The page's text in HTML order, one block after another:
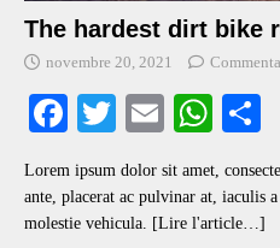
The hardest dirt bike
novembre 20, 2021
Fa
ce
bo
ok
T
wi
tte
r
E
m
ail
W
ts
A
Lorem ipsum dolor sit amet,
ante, placerat ac pulvinar at, iaculis
molestie vehicula. [Lire l'article…]